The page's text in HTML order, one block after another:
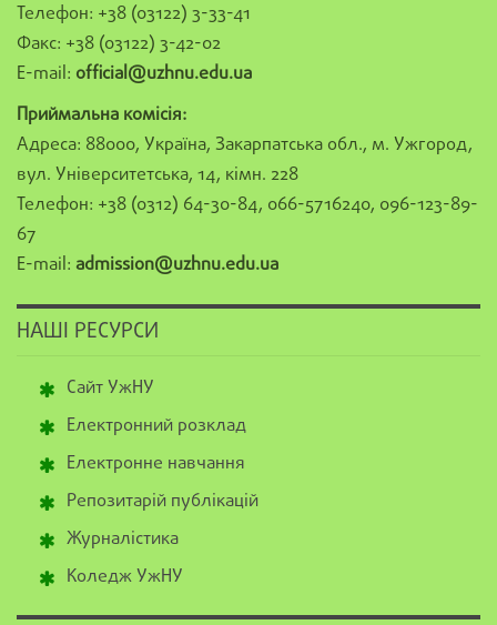
Телефон: +38 (03122) 3-33-41
Факс: +38 (03122) 3-42-02
E-mail: official@uzhnu.edu.ua
Приймальна комісія:
Адреса: 88000, Україна, Закарпатська обл., м. Ужгород,
вул. Університетська, 14, кімн. 228
Телефон: +38 (0312) 64-30-84, 066-5716240, 096-123-89-
67
E-mail: admission@uzhnu.edu.ua
НАШІ РЕСУРСИ
Сайт УжНУ
Електронний розклад
Електронне навчання
Репозитарій публікацій
Журналістика
Коледж УжНУ